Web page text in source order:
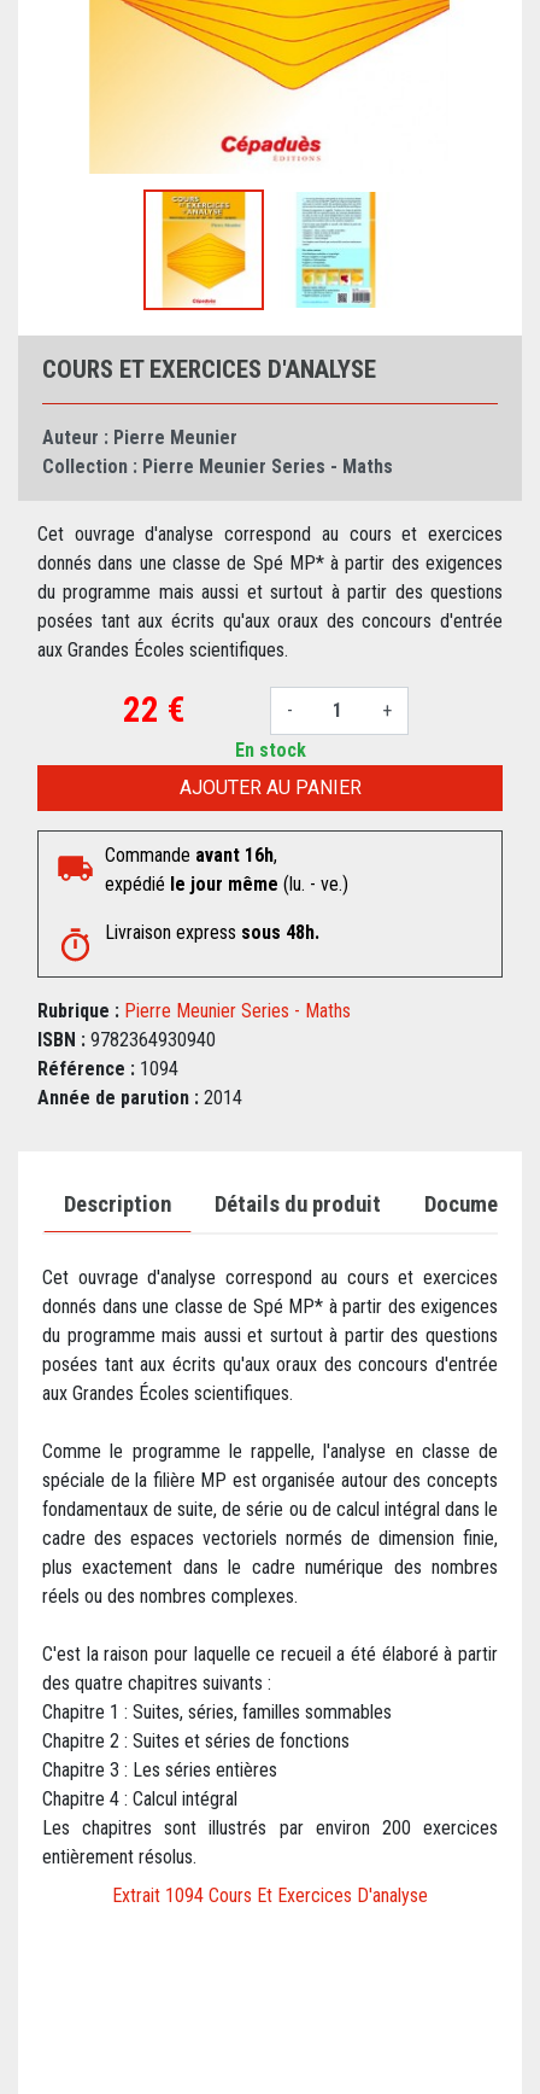
COURS ET EXERCICES D'ANALYSE
Auteur : Pierre Meunier
Collection : Pierre Meunier Series - Maths
Cet ouvrage d'analyse correspond au cours et exercices
donnés dans une classe de Spé MP* à partir des exigences
du programme mais aussi et surtout à partir des questions
posées tant aux écrits qu'aux oraux des concours d'entrée
aux Grandes Écoles scientifiques.
22 € - +
AJOUTER AU PANIER
En stock
Commande avant 16h,
expédié le jour même (lu. - ve.)
Livraison express sous 48h.
Rubrique : Pierre Meunier Series - Maths
ISBN : 9782364930940
Référence : 1094
Année de parution : 2014
Description Détails du produit Documents
Cet ouvrage d'analyse correspond au cours et exercices
donnés dans une classe de Spé MP* à partir des exigences
du programme mais aussi et surtout à partir des questions
posées tant aux écrits qu'aux oraux des concours d'entrée
aux Grandes Écoles scientifiques.
Comme le programme le rappelle, l'analyse en classe de
spéciale de la filière MP est organisée autour des concepts
fondamentaux de suite, de série ou de calcul intégral dans le
cadre des espaces vectoriels normés de dimension finie,
plus exactement dans le cadre numérique des nombres
réels ou des nombres complexes.
C'est la raison pour laquelle ce recueil a été élaboré à partir
des quatre chapitres suivants :
Chapitre 1 : Suites, séries, familles sommables
Chapitre 2 : Suites et séries de fonctions
Chapitre 3 : Les séries entières
Chapitre 4 : Calcul intégral
Les chapitres sont illustrés par environ 200 exercices
entièrement résolus.
Extrait 1094 Cours Et Exercices D'analyse